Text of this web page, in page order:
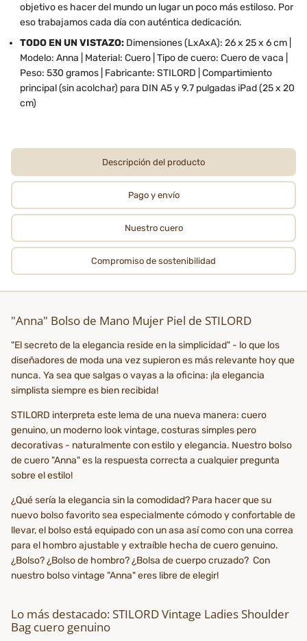
objetivo es hacer del mundo un lugar un poco más estiloso. Por
eso trabajamos cada día con auténtica dedicación.
TODO EN UN VISTAZO: Dimensiones (LxAxA): 26 x 25 x 6 cm |
Modelo: Anna | Material: Cuero | Tipo de cuero: Cuero de vaca |
Peso: 530 gramos | Fabricante: STILORD | Compartimiento
principal (sin acolchar) para DIN A5 y 9.7 pulgadas iPad (25 x 20
cm)
Descripción del producto
Pago y envío
Nuestro cuero
Compromiso de sostenibilidad
"Anna" Bolso de Mano Mujer Piel de STILORD
"El secreto de la elegancia reside en la simplicidad" - lo que los
diseñadores de moda una vez supieron es más relevante hoy que
nunca. Ya sea que salgas o vayas a la oficina: ¡la elegancia
simplista siempre es bien recibida!
STILORD interpreta este lema de una nueva manera: cuero
genuino, un moderno look vintage, costuras simples pero
decorativas - naturalmente con estilo y elegancia. Nuestro bolso
de cuero "Anna" es la respuesta correcta a cualquier pregunta
sobre el estilo!
¿Qué sería la elegancia sin la comodidad? Para hacer que su
nuevo bolso favorito sea especialmente cómodo y confortable de
llevar, el bolso está equipado con un asa así como con una correa
para el hombro ajustable y extraíble hecha de cuero genuino.
¿Bolso? ¿Bolso de hombro? ¿Bolsa de cuerpo cruzado? Con
nuestro bolso vintage "Anna" eres libre de elegir!
Lo más destacado: STILORD Vintage Ladies Shoulder
Bag cuero genuino